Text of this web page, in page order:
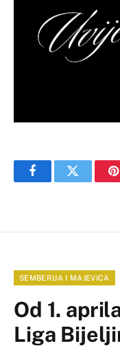
FacebookTwitter
SEMBERIJA I MAJEVICA
Od 1.
Liga